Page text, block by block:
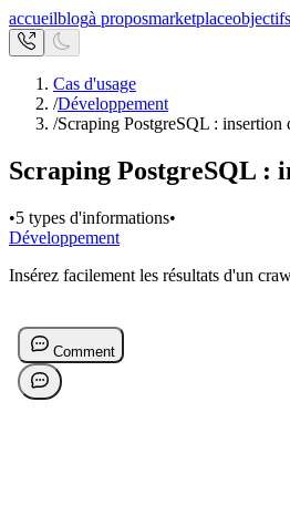
accueilblogà proposmarketplaceobjectifs
Cas d'usage
/Développement
/Scraping PostgreSQL : insertion
Scraping PostgreSQL :
•5 types d'informations•
Développement
Insérez facilement les résultats d'un